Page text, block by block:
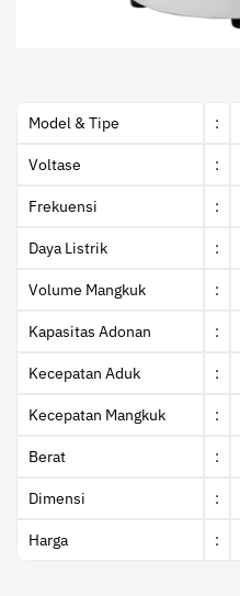
Model & Tipe :
Voltase :
Frekuensi :
Daya Listrik :
Volume Mangkuk :
Kapasitas Adonan :
Kecepatan Aduk :
Kecepatan Mangkuk :
Berat :
Dimensi :
Harga :